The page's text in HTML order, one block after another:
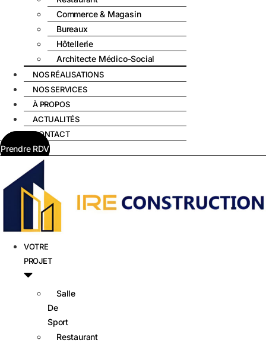
Commerce & Magasin
Bureaux
Hôtellerie
Architecte Médico-Social
NOS RÉALISATIONS
NOS SERVICES
À PROPOS
ACTUALITÉS
CONTACT
Prendre RDV
VOTRE
PROJET
Salle
De
Sport
Restaurant